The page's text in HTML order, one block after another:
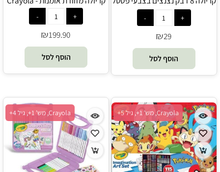
- Crayola
₪29
הוסף לסל
₪199.90
הוסף לסל
Crayola, מש' 1+, גיל 5+ Crayola, מש' 1+, גיל 4+